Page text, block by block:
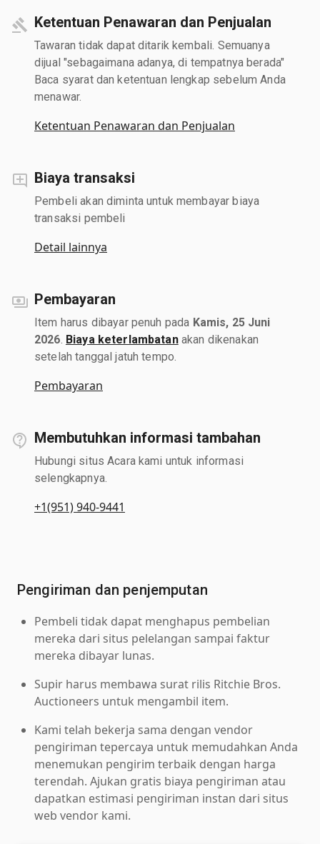
Ketentuan Penawaran dan Penjualan
Tawaran tidak dapat ditarik kembali. Semuanya
dijual "sebagaimana adanya, di tempatnya berada"
Baca syarat dan ketentuan lengkap sebelum Anda
menawar.
Ketentuan Penawaran dan Penjualan
Biaya transaksi
Pembeli akan diminta untuk membayar biaya
transaksi pembeli
Detail lainnya
Pembayaran
Item harus dibayar penuh pada Kamis, 25 Juni
2026 Biaya keterlambatanakan dikenakan
setelah tanggal jatuh tempo.
Pembayaran
Membutuhkan informasi tambahan
Hubungi situs Acara kami untuk informasi
selengkapnya.
+1(951) 940-9441
Pengiriman dan penjemputan
Pembeli tidak dapat menghapus pembelian
mereka dari situs pelelangan sampai faktur
mereka dibayar lunas.
Supir harus membawa surat rilis Ritchie Bros.
Auctioneers untuk mengambil item.
Kami telah bekerja sama dengan vendor
pengiriman tepercaya untuk memudahkan Anda
menemukan pengirim terbaik dengan harga
terendah. Ajukan gratis biaya pengiriman atau
dapatkan estimasi pengiriman instan dari situs
web vendor kami.